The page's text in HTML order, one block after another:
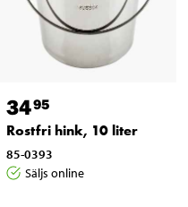
3495
Rostfri hink, 10 liter
85-0393
Säljs online